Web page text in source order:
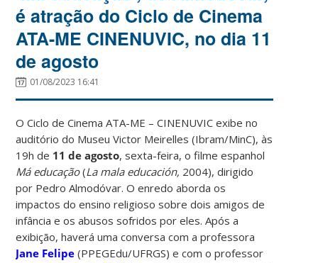
é atração do Ciclo de Cinema
ATA-ME CINENUVIC, no dia 11
de agosto
01/08/2023 16:41
O Ciclo de Cinema ATA-ME – CINENUVIC exibe no
auditório do Museu Victor Meirelles (Ibram/MinC), às
19h de 11 de agosto, sexta-feira, o filme espanhol
Má educação(La mala educación, 2004), dirigido
por Pedro Almodóvar. O enredo aborda os
impactos do ensino religioso sobre dois amigos de
infância e os abusos sofridos por eles. Após a
exibição, haverá uma conversa com a professora
Jane Felipe (PPEGEdu/UFRGS) e com o professor